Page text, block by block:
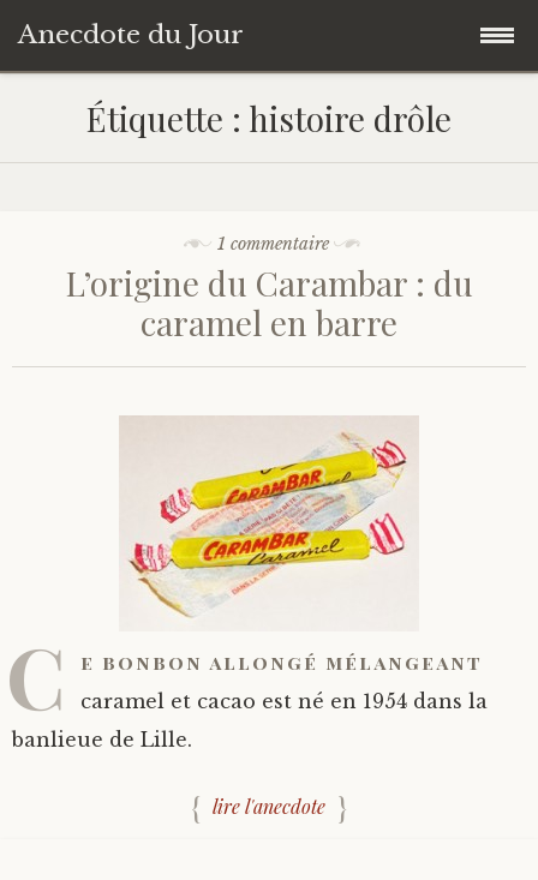
Anecdote du Jour
Accéder
contenu
Accueil
Livres de Culture Générale
Étiquette : histoire drôle
1 commentaire
L’origine du Carambar : du
caramel en barre
C e bonbon allongé mélangeant
caramel et cacao est né en 1954 dans la
banlieue de Lille.
lire l'anecdote